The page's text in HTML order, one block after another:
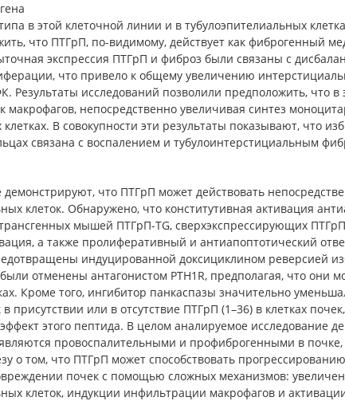
в этой клеточной линии и в тубулоэпителиальных
что ПТГрП, по-видимому, действует как фиброгенный
экспрессия ПТГрП и фиброз были связаны с
что привело к общему увеличению
Результаты исследований позволили предположить, что
макрофагов, непосредственно увеличивая синтез
В совокупности эти результаты показывают, что
связана с воспалением и тубулоинтерстициальным
демонстрируют, что ПТГрП может действовать
клеток. Обнаружено, что конститутивная активация
мышей ПТГрП-TG, сверхэкспрессирующих
а также пролиферативный и антиапоптотический
индуцированной доксициклином реверсией
отменены антагонистом PTH1R, предполагая, что они
Кроме того, ингибитор панкаспазы значительно
присутствии или в отсутствие ПТГрП (1–36) в клетках
этого пептида. В целом аналируемое исследование
провоспалительными и профиброгенными в
о том, что ПТГрП может способствовать
почек с помощью сложных механизмов:
клеток, индукции инфильтрации макрофагов и